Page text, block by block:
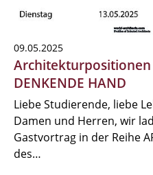
09.05.2025
Architekturpositionen
DENKENDE HAND
Liebe Studierende, liebe
Damen und Herren, wir
Gastvortrag in der Reihe
des…